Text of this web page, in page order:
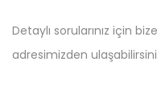
Detaylı sorularınız için
adresimizden